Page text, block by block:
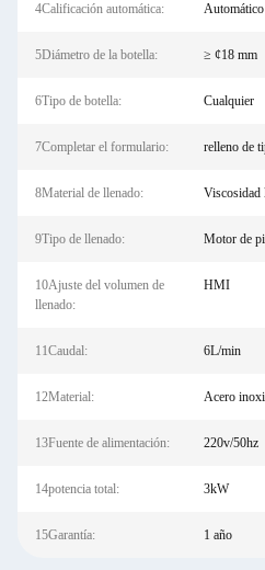
4Calificación automática: Automático
5Diámetro de la botella: ≥ ¢18 mm
6Tipo de botella: Cualquier
7Completar el formulario: relleno de
8Material de llenado: Viscosidad
9Tipo de llenado: Motor de
10Ajuste del volumen de
llenado:
HMI
11Caudal: 6L/min
12Material: Acero
13Fuente de alimentación: 220v/50hz
14potencia total: 3kW
15Garantía: 1 año